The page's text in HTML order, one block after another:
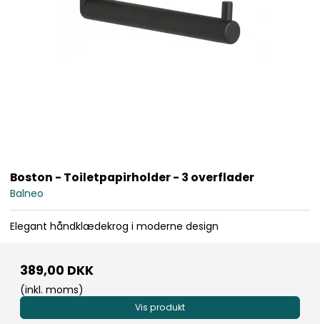
Boston - Toiletpapirholder - 3 overflader
Balneo
Elegant håndklædekrog i moderne design
389,00 DKK
(inkl. moms)
Vis produkt